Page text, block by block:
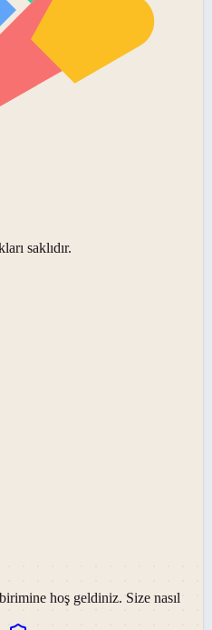
saklıdır.
birimine hoş geldiniz. Size nasıl